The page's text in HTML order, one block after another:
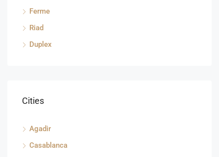
Ferme
Riad
Duplex
Cities
Agadir
Casablanca